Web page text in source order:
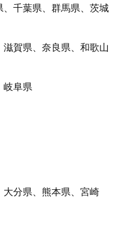
千葉県、群馬県、茨城
賀県、奈良県、和歌山
岐阜県
分県、熊本県、宮崎